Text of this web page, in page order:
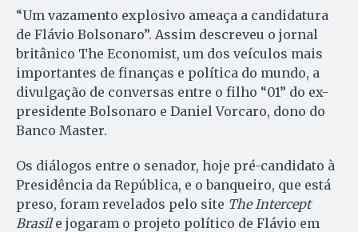
“Um vazamento explosivo ameaça a candidatura
de Flávio Bolsonaro”. Assim descreveu o jornal
britânico The Economist, um dos veículos mais
importantes de finanças e política do mundo, a
divulgação de conversas entre o filho “01” do ex-
presidente Bolsonaro e Daniel Vorcaro, dono do
Banco Master.
Os diálogos entre o senador, hoje pré-candidato à
Presidência da República, e o banqueiro, que está
preso, foram revelados pelo site The Intercept
Brasile jogaram o projeto político de Flávio em